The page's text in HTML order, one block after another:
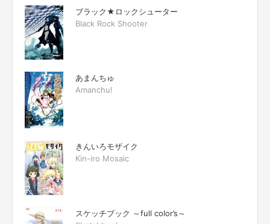
ブラック★ロックシューター
Black Rock Shooter
あまんちゅ
Amanchu!
きんいろモザイク
Kin-iro Mosaic
スケッチブック ～full color’s～